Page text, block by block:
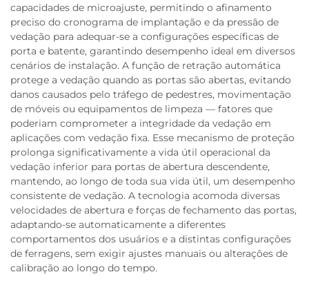
capacidades de microajuste, permitindo o afinamento
preciso do cronograma de implantação e da pressão de
vedação para adequar-se a configurações específicas de
porta e batente, garantindo desempenho ideal em diversos
cenários de instalação. A função de retração automática
protege a vedação quando as portas são abertas, evitando
danos causados pelo tráfego de pedestres, movimentação
de móveis ou equipamentos de limpeza — fatores que
poderiam comprometer a integridade da vedação em
aplicações com vedação fixa. Esse mecanismo de proteção
prolonga significativamente a vida útil operacional da
vedação inferior para portas de abertura descendente,
mantendo, ao longo de toda sua vida útil, um desempenho
consistente de vedação. A tecnologia acomoda diversas
velocidades de abertura e forças de fechamento das portas,
adaptando-se automaticamente a diferentes
comportamentos dos usuários e a distintas configurações
de ferragens, sem exigir ajustes manuais ou alterações de
calibração ao longo do tempo.